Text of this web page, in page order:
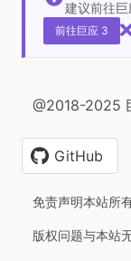
建议前往巨
前往巨应 3
@2018-2025
GitHub
免责声明本站所
版权问题与本站